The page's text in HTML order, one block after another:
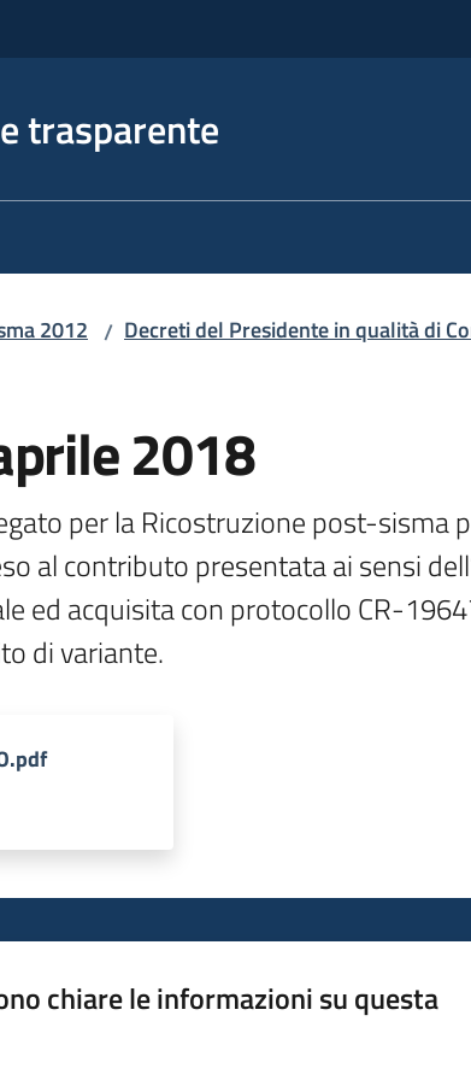
trasparente
2012 / Decreti del Presidente in qualità di
2018
per la Ricostruzione post-
al contributo presentata ai sensi
ed acquisita con protocollo CR-
di variante.
chiare le informazioni su questa